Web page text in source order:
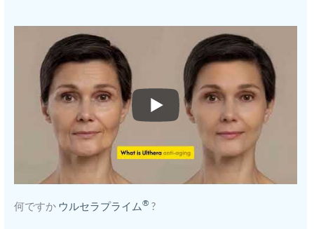
何ですか ウルセラプライム® ?